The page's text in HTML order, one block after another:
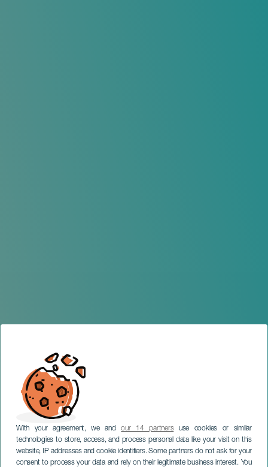
With your agreement, we andour 14 partnersuse cookies or similar
technologies to store, access, and process personal data like your visit on this
website, IP addresses and cookie identifiers. Some partners do not ask for your
consent to process your data and rely on their legitimate business interest. You